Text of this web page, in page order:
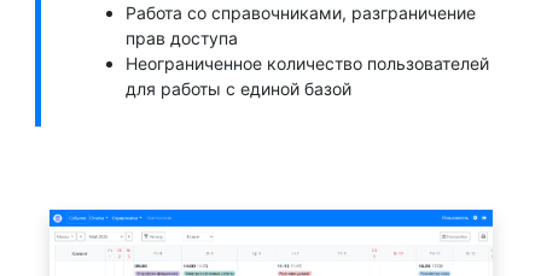
Работа со справочниками, разграничение
прав доступа
Неограниченное количество пользователей
для работы с единой базой